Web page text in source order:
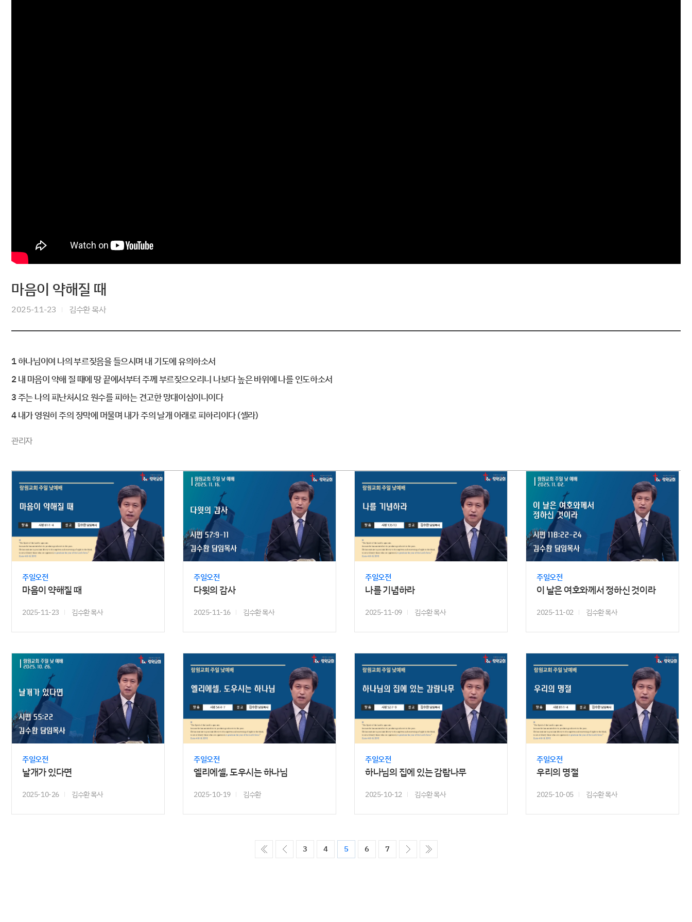
마음이 약해질 때
2025-11-23 김수환 목사
1 하나님이여 나의 부르짖음을 들으시며 내 기도에 유의하소서
2 내 마음이 약해 질 때에 땅 끝에서부터 주께 부르짖으오리니 나보다 높은 바위에 나를 인도하소서
3 주는 나의 피난처시요 원수를 피하는 견고한 망대이심이니이다
4 내가 영원히 주의 장막에 머물며 내가 주의 날개 아래로 피하리이다 (셀라)
관리자
주일오전
마음이 약해질 때
2025-11-23 김수환 목사
주일오전
다윗의 감사
2025-11-16 김수환 목사
주일오전
나를 기념하라
2025-11-09 김수환 목사
주일오전
이 날은 여호와께서 정하신 것이라
2025-11-02 김수환 목사
주일오전
날개가 있다면
2025-10-26 김수환 목사
주일오전
엘리에셀, 도우시는 하나님
2025-10-19 김수환
주일오전
하나님의 집에 있는 감람나무
2025-10-12 김수환 목사
주일오전
우리의 명절
2025-10-05 김수환 목사
ó�� ����
3 4 5 6 7 ����������